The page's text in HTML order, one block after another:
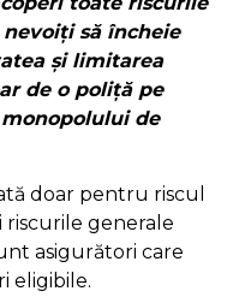
să încheie
și limitarea
de o poliță pe
de
doar pentru riscul
riscurile generale
asigurători care
eligibile.